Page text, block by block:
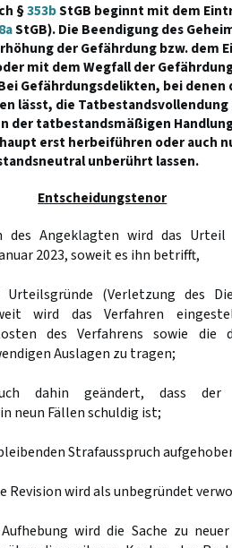
§353bStGB beginnt mit dem
StGB). Die Beendigung des
der Gefährdung bzw. dem
mit dem Wegfall der
Gefährdungsdelikten, bei denen
lässt, die
der tatbestandsmäßigen
erst herbeiführen oder auch
unberührt lassen.
Entscheidungstenor
des Angeklagten wird das Urteil
2023, soweit es ihn betrifft,
(Verletzung des
wird das Verfahren
des Verfahrens sowie die
Auslagen zu tragen;
dahin geändert, dass der
neun Fällen schuldig ist;
Strafausspruch
Revision wird als unbegründet
wird die Sache zu